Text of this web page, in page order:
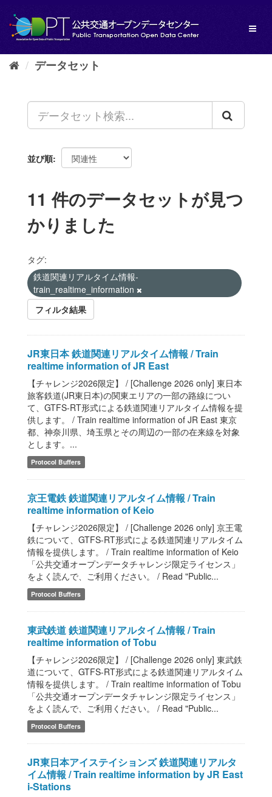
し
データセット
並び順
11 件のデータセットが見つ
かりました
タグ:
鉄道関連リアルタイム情報-
train_realtime_information
フィルタ結果
JR東日本 鉄道関連リアルタイム情報 / Train
realtime information of JR East
【チャレンジ2026限定】 / [Challenge 2026 only] 東日本
旅客鉄道(JR東日本)の関東エリアの一部の路線につい
て、GTFS-RT形式による鉄道関連リアルタイム情報を提
供します。 / Train realtime information of JR East 東京
都、神奈川県、埼玉県とその周辺の一部の在来線を対象
とします。...
Protocol Buffers
京王電鉄 鉄道関連リアルタイム情報 / Train
realtime information of Keio
【チャレンジ2026限定】 / [Challenge 2026 only] 京王電
鉄について、GTFS-RT形式による鉄道関連リアルタイム
情報を提供します。 / Train realtime information of Keio
「公共交通オープンデータチャレンジ限定ライセンス」
をよく読んで、ご利用ください。 / Read "Public...
Protocol Buffers
東武鉄道 鉄道関連リアルタイム情報 / Train
realtime information of Tobu
【チャレンジ2026限定】 / [Challenge 2026 only] 東武鉄
道について、GTFS-RT形式による鉄道関連リアルタイム
情報を提供します。 / Train realtime information of Tobu
「公共交通オープンデータチャレンジ限定ライセンス」
をよく読んで、ご利用ください。 / Read "Public...
Protocol Buffers
JR東日本アイステイションズ 鉄道関連リアルタ
イム情報 / Train realtime information by JR East
i-Stations